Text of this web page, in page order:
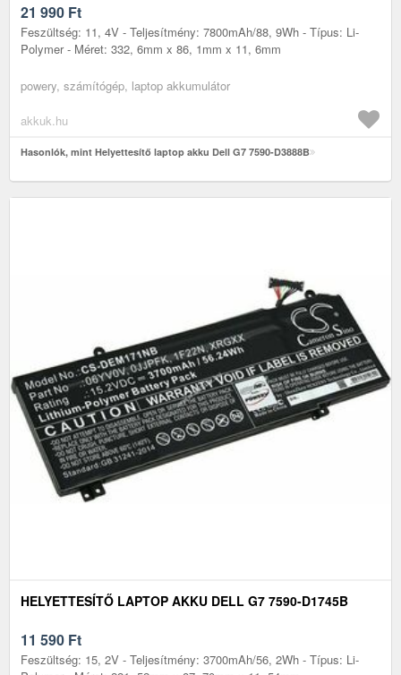
21 990 Ft
Feszültség: 11, 4V - Teljesítmény: 7800mAh/88, 9Wh - Típus: Li-
Polymer - Méret: 332, 6mm x 86, 1mm x 11, 6mm
powery, számítógép, laptop akkumulátor
akkuk.hu
Hasonlók, mint Helyettesítő laptop akku Dell G7 7590-D3888B
HELYETTESÍTŐ LAPTOP AKKU DELL G7 7590-D1745B
11 590 Ft
Feszültség: 15, 2V - Teljesítmény: 3700mAh/56, 2Wh - Típus: Li-